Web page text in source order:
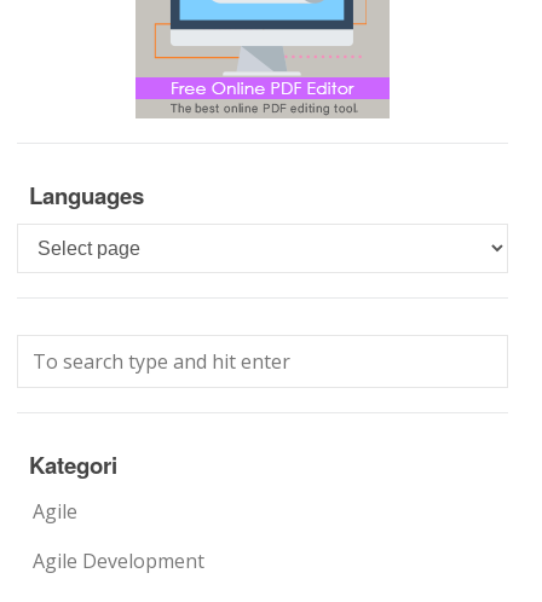
Languages
Languages
Kategori
Agile
Agile Development